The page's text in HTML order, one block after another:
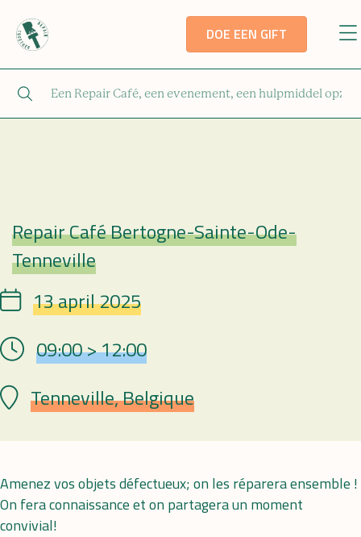
DOE EEN GIFT
Repair Café
Repair Café Bertogne-Sainte-Ode-
Tenneville
Date 13 april 2025
Hour 09:00 > 12:00
PlaatsTenneville, Belgique
Amenez vos objets défectueux; on les réparera ensemble !
On fera connaissance et on partagera un moment
convivial!